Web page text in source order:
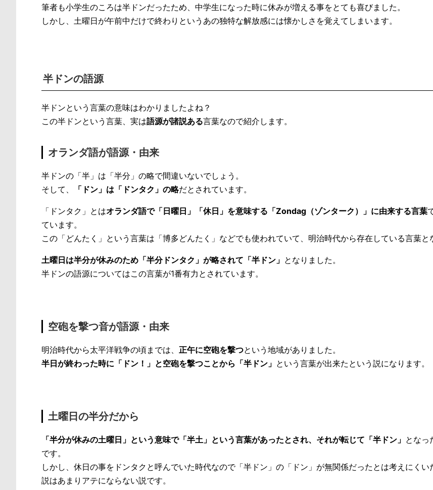
筆者も小学生のころは半ドンだったため、中学生になった時に休みが増える事をとても喜びました。
しかし、土曜日が午前中だけで終わりというあの独特な解放感には懐かしさを覚えてしまいます。
半ドンの語源
半ドンという言葉の意味はわかりましたよね？
この半ドンという言葉、実は語源が諸説ある言葉なので紹介します。
オランダ語が語源・由来
半ドンの「半」は「半分」の略で間違いないでしょう。
そして、
「ドン」は「ドンタク」の略だとされています。
「ドンタク」とはオランダ語で「日曜日」「休日」を意味する「Zondag（ゾンターク）」に由来する言葉
ています。
この「どんたく」という言葉は「博多どんたく」などでも使われていて、明治時代から存在している言葉と
土曜日は半分が休みのため「半分ドンタク」が略されて「半ドン」 となりました。
半ドンの語源についてはこの言葉が1番有力とされています。
空砲を撃つ音が語源・由来
明治時代から太平洋戦争の頃までは、 正午に空砲を撃つという地域がありました。
半日が終わった時に「ドン！」と空砲を撃つことから「半ドン」 という言葉が出来たという説になります。
土曜日の半分だから
「半分が休みの土曜日」という意味で「半土」という言葉があったとされ、それが転じて「半ドン」 となっ
です。
しかし、休日の事をドンタクと呼んでいた時代なので「半ドン」の「ドン」が無関係だったとは考えにくい
説はあまりアテにならない説です。